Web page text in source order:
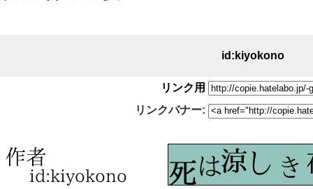
id:kiyokono
リンク用
リンクバナー: